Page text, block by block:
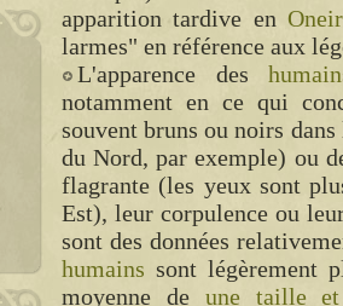
apparition tardive en
larmes" en référence aux
L'apparence des
notamment en ce qui
souvent bruns ou noirs
du Nord, par exemple) ou
flagrante (les yeux sont
Est), leur corpulence ou
sont des données
humains sont légèrement
moyenne de une tailleet